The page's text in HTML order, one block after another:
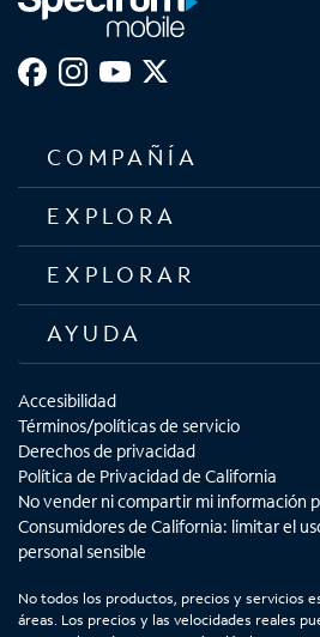
COMPAÑÍA
EXPLORA
EXPLORAR
AYUDA
Accesibilidad
Términos/políticas de servicio
Derechos de privacidad
Política de Privacidad de California
No vender ni compartir mi información
Consumidores de California: limitar el
personal sensible
No todos los productos, precios y servicios
áreas. Los precios y las velocidades reales